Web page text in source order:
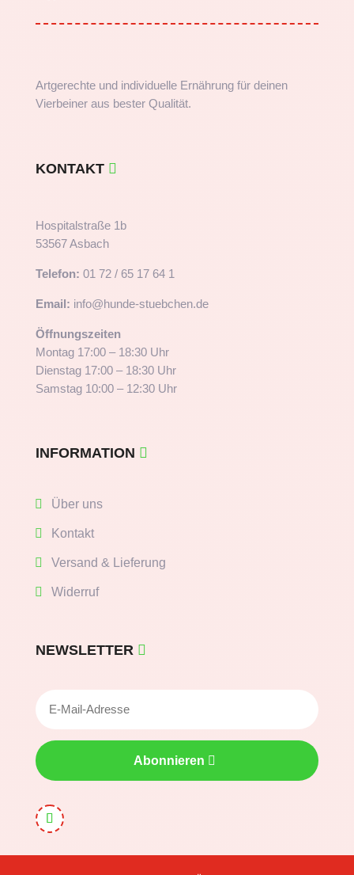
Artgerechte und individuelle Ernährung für deinen
Vierbeiner aus bester Qualität.
KONTAKT
Hospitalstraße 1b
53567 Asbach
Telefon: 01 72 / 65 17 64 1
Email: info@hunde-stuebchen.de
Öffnungszeiten
Montag 17:00 – 18:30 Uhr
Dienstag 17:00 – 18:30 Uhr
Samstag 10:00 – 12:30 Uhr
INFORMATION
Über uns
Kontakt
Versand & Lieferung
Widerruf
NEWSLETTER
Abonnieren